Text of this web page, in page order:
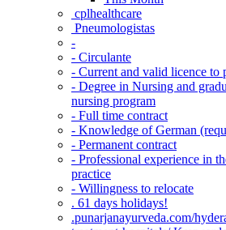
‎ cplhealthcare‬
Pneumologistas
-
- Circulante
- Current and valid licence to
- Degree in Nursing and
nursing program
- Full time contract
- Knowledge of German
- Permanent contract
- Professional experience in
practice
- Willingness to relocate
. 61 days holidays!
.punarjanayurveda.com/